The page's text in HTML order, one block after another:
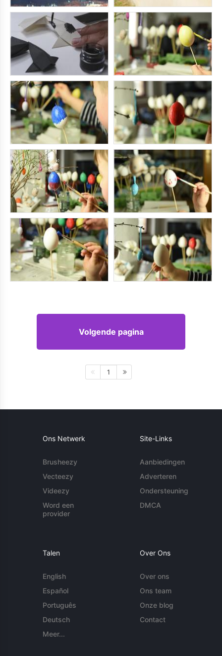
Volgende pagina
1
Ons Netwerk
Brusheezy
Vecteezy
Videezy
Word een
provider
Site-Links
Aanbiedingen
Adverteren
Ondersteuning
DMCA
Talen
English
Español
Português
Deutsch
Meer...
Over Ons
Over ons
Ons team
Onze blog
Contact